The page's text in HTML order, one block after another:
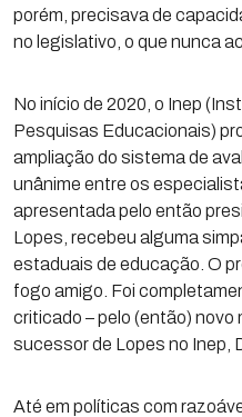
porém, precisava de
no legislativo, o que nunca
No início de 2020, o Inep
Pesquisas Educacionais)
ampliação do sistema de
unânime entre os
apresentada pelo então
Lopes, recebeu alguma
estaduais de educação. O
fogo amigo. Foi
criticado – pelo (então) novo
sucessor de Lopes no Inep,
Até em políticas com